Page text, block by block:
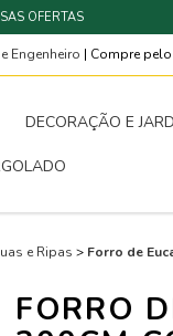
OFERTAS
Engenheiro | Compre pelo
DECORAÇÃO E
e Ripas > Forro de
FORRO